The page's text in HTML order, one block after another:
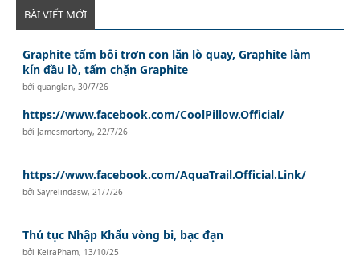
BÀI VIẾT MỚI
Graphite tấm bôi trơn con lăn lò quay, Graphite làm
kín đầu lò, tấm chặn Graphite
bởiquanglan,30/7/26
https://www.facebook.com/CoolPillow.Official/
bởi Jamesmortony,22/7/26
https://www.facebook.com/AquaTrail.Official.Link/
bởiSayrelindasw,21/7/26
Thủ tục Nhập Khẩu vòng bi, bạc đạn
bởi KeiraPham, 13/10/25